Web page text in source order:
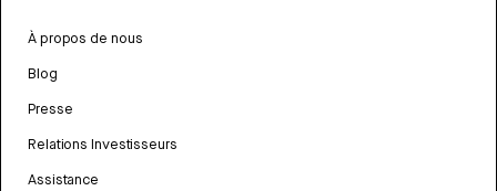
À propos de nous
Blog
Presse
Relations Investisseurs
Assistance